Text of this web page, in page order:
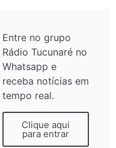
Entre no grupo
Rádio Tucunaré no
Whatsapp e
receba notícias em
tempo real.
Clique aqui
para entrar